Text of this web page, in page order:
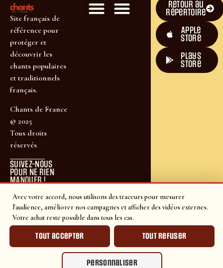
Avec votre accord, nous utilisons des traceurs pour mesurer
l'audience, améliorer nos campagnes et afficher des vidéos externes.
Votre achat reste possible dans tous les cas.
Tout accepter Tout refuser
Personnaliser
Site français de
référence pour
protéger et
découvrir les
chants populaires
et traditionnels
français.
Chants de France
© 2025
Tous droits
réservés
SUIVEZ-NOUS
POUR NE RIEN
MANQUER !
Retour au
répertoire
Apple
Store
plays
store